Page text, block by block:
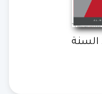
العدد (38) أبريل 2026 السنة